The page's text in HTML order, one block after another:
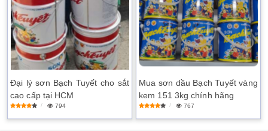
Đại lý sơn Bạch Tuyết cho sắt
cao cấp tại HCM
794
Mua sơn dầu Bạch Tuyết vàng
kem 151 3kg chính hãng
767